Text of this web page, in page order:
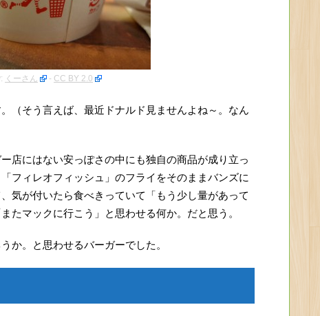
くーさん - CC BY 2.0
（そう言えば、最近ドナルド見ませんよね～。なん
店にはない安っぽさの中にも独自の商品が成り立っ
フィレオフィッシュ」のフライをそのままバンズに
気が付いたら食べきっていて「もう少し量があって
たマックに行こう」と思わせる何か。だと思う。
か。と思わせるバーガーでした。